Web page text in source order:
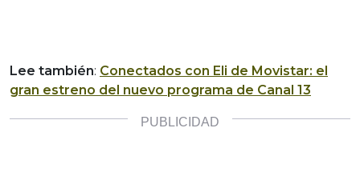
Lee también: Conectados con Eli de Movistar: el
gran estreno del nuevo programa de Canal 13